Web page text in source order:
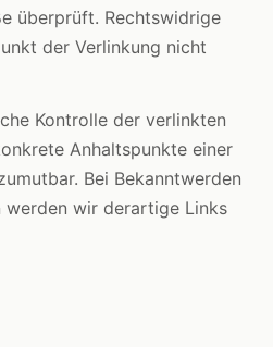
überprüft. Rechtswidrige
der Verlinkung nicht
Kontrolle der verlinkten
Anhaltspunkte einer
Bei Bekanntwerden
werden wir derartige Links